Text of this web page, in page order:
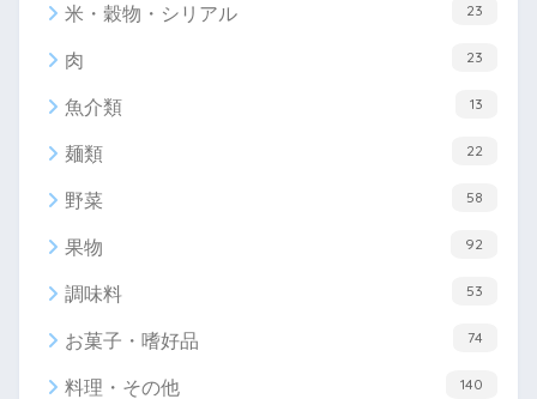
米・穀物・シリアル 23
肉 23
魚介類 13
麺類 22
野菜 58
果物 92
調味料 53
お菓子・嗜好品 74
料理・その他 140